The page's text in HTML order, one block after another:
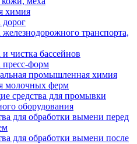
химия
транспорта,
чистка бассейнов
форм
промышленная химия
молочных ферм
средства для промывки
оборудования
для обработки вымени перед
для обработки вымени после